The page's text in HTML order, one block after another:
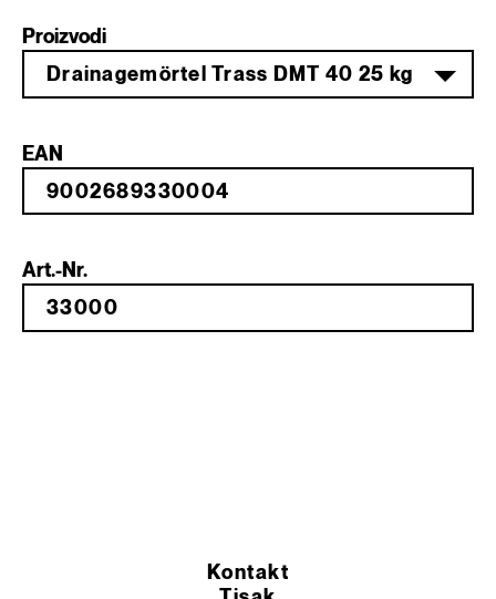
Proizvodi
Drainagemörtel Trass DMT 40 25 kg
EAN
Art.-Nr.
Kontakt